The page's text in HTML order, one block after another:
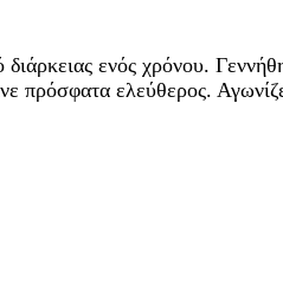
ενός χρόνου.
ελεύθερος.